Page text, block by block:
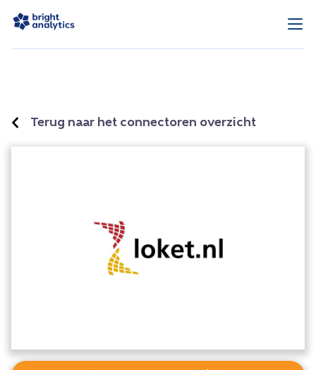
Terug naar het connectoren overzicht